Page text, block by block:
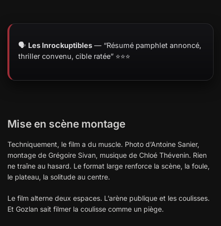
🗣️ Les Inrockuptibles — “Résumé pamphlet annoncé,
thriller convenu, cible ratée” ⭐⭐⭐
Mise en scène montage
Techniquement, le film a du muscle. Photo d’Antoine Sanier,
montage de Grégoire Sivan, musique de Chloé Thévenin. Rien
ne traîne au hasard. Le format large renforce la scène, la foule,
le plateau, la solitude au centre.
Le film alterne deux espaces. L’arène publique et les coulisses.
Et Gozlan sait filmer la coulisse comme un piège.